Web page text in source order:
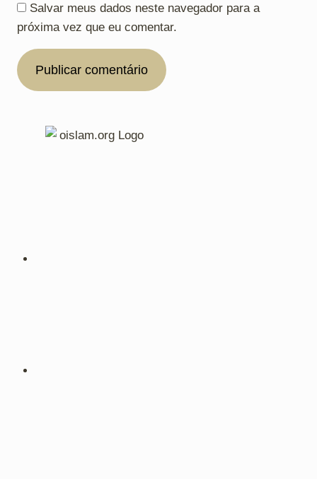
Salvar meus dados neste navegador para a
próxima vez que eu comentar.